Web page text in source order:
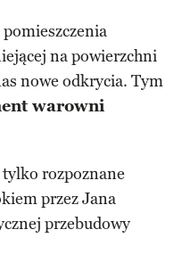
na powierzchni
nowe odkrycia. Tym
warowni
rozpoznane
przez Jana
przebudowy